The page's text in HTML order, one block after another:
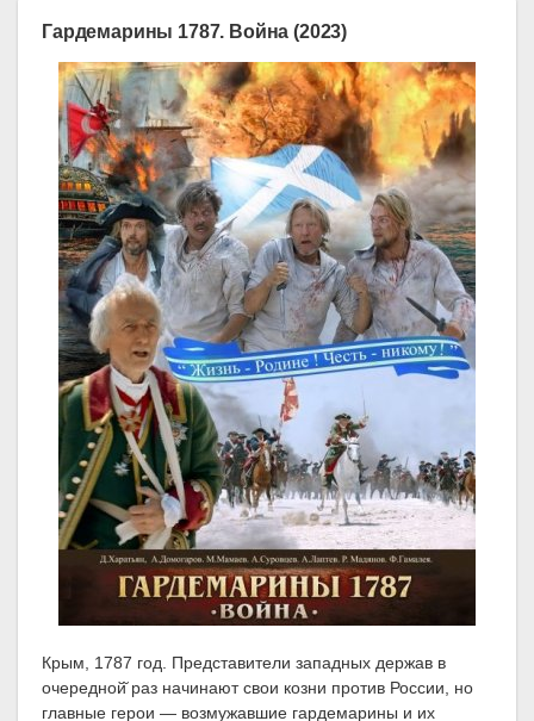
Гардемарины 1787. Война (2023)
Крым, 1787 год. Представители западных держав в
очередной̆ раз начинают свои козни против России, но
главные герои — возмужавшие гардемарины и их